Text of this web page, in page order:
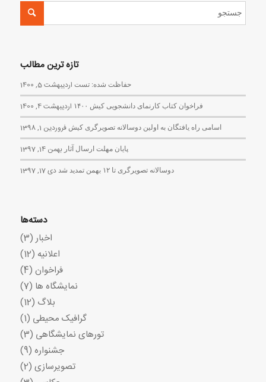
تازه ترین مطالب
حفاظت شده: تست اردیبهشت 5, 1400
فراخوان کتاب کارنمای دانشجویی کیش ۱۴۰۰ اردیبهشت 4, 1400
اسامی راه یافتگان به اولین دوسالانه تصویرگری کیش فروردین 1, 1398
پایان مهلت ارسال آثار بهمن 14, 1397
دوسالانه تصویرگری تا ۱۲ بهمن تمدید شد دی 17, 1397
دسته‌ها
اخبار (3)
اعلانیه (12)
فراخوان (4)
نمایشگاه ها (7)
بلاگ (12)
گرافیک محیطی (1)
تورهای نمایشگاهی (3)
جشنواره (9)
تصویرسازی (2)